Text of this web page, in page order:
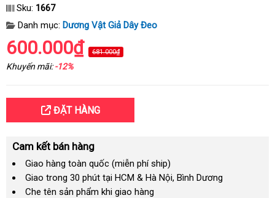
Sku: 1667
Danh mục: Dương Vật Giả Dây Đeo
600.000₫ 681.000₫
Khuyến mãi:-12%
ĐẶT HÀNG
Cam kết bán hàng
Giao hàng toàn quốc (miễn phí ship)
Giao trong 30 phút tại HCM & Hà Nội, Bình Dương
Che tên sản phẩm khi giao hàng